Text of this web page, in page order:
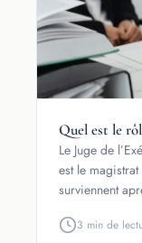
Quel est le
Le Juge de
est le
surviennent
3 min de